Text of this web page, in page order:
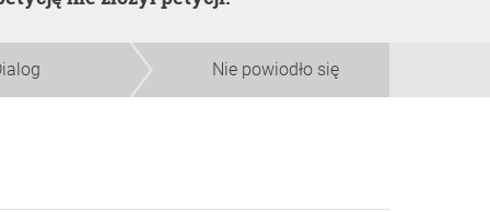
Nie powiodło się